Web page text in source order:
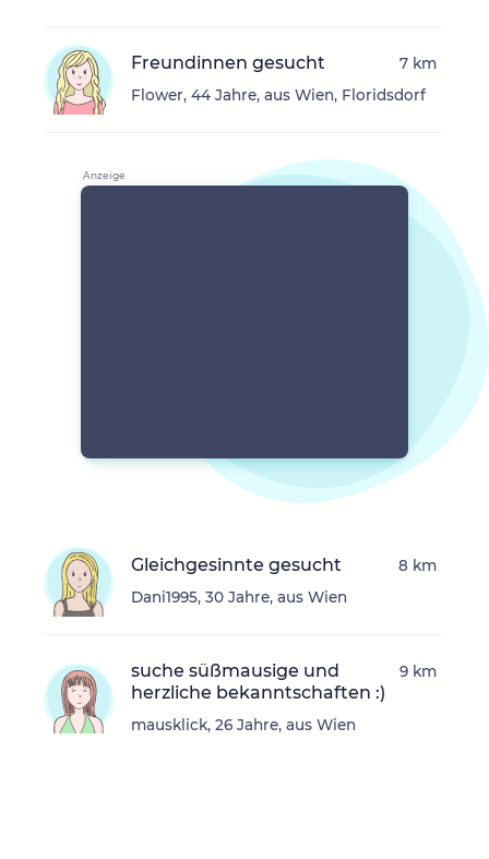
Freundinnen gesucht
Flower, 44 Jahre, aus Wien, Floridsdorf
7 km
Gleichgesinnte gesucht
Dani1995, 30 Jahre, aus Wien
8 km
suche süßmausige und
herzliche bekanntschaften :)
mausklick, 26 Jahre, aus Wien
9 km